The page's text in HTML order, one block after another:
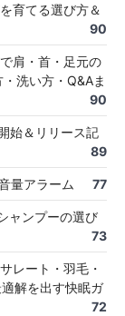
育てる選び方＆
90
肩・首・足元の
洗い方・Q&Aま
90
始＆リリース記
89
量アラーム 77
ャンプーの選び
73
レート・羽毛・
解を出す快眠ガ
72